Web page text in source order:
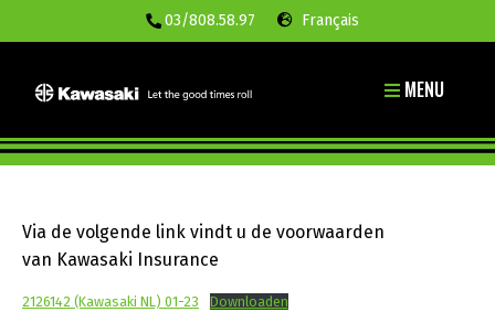
03/808.58.97 Français
MENU
Via de volgende link vindt u de voorwaarden
van Kawasaki Insurance
2126142 (Kawasaki NL) 01-23
Downloaden